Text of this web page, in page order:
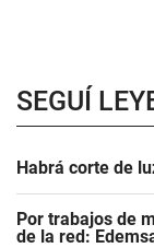
SEGUÍ
Habrá corte de
Por trabajos de
de la red: